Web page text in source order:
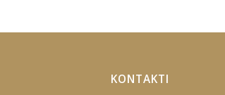
KONTAKTI